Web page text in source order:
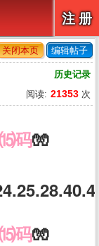
注 册
关闭本页 编辑帖子
历史记录
阅读: 21353次
码🧤
码🧤